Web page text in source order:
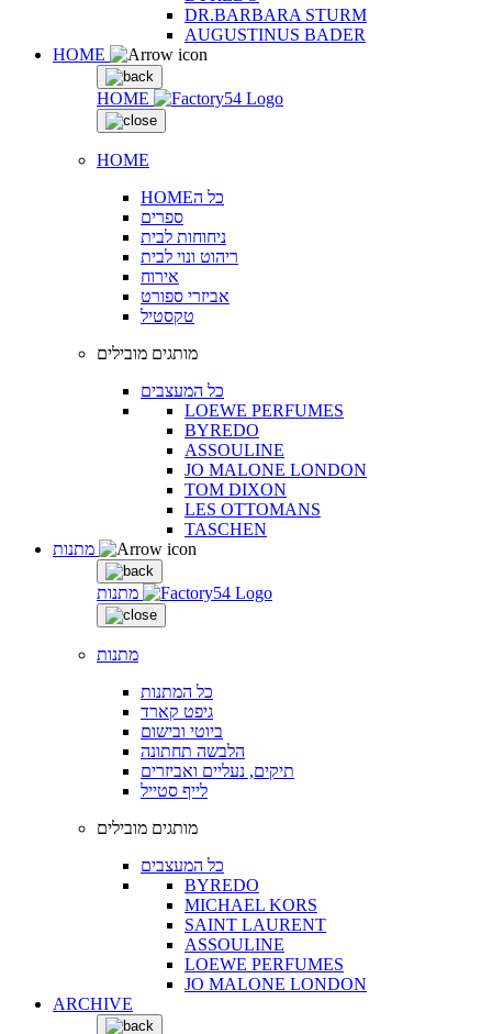
DR.BARBARA STURM
AUGUSTINUS BADER
HOME
HOME
HOME
HOMEכל ה
ספרים
ניחוחות לבית
ריהוט ונוי לבית
אירוח
אביזרי ספורט
טקסטיל
מותגים מובילים
כל המעצבים
LOEWE PERFUMES
BYREDO
ASSOULINE
JO MALONE LONDON
TOM DIXON
LES OTTOMANS
TASCHEN
מתנות
מתנות
כל המתנות
גיפט קארד
ביוטי ובישום
הלבשה תחתונה
תיקים, נעליים ואביזרים
לייף סטייל
מותגים מובילים
כל המעצבים
BYREDO
MICHAEL KORS
SAINT LAURENT
ASSOULINE
LOEWE PERFUMES
JO MALONE LONDON
ARCHIVE